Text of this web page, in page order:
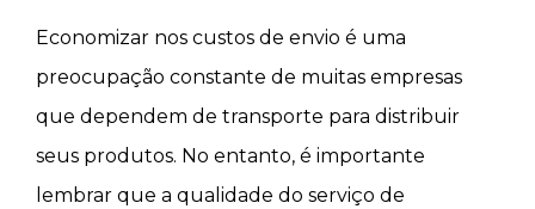
Economizar nos custos de envio é uma
preocupação constante de muitas empresas
que dependem de transporte para distribuir
seus produtos. No entanto, é importante
lembrar que a qualidade do serviço de